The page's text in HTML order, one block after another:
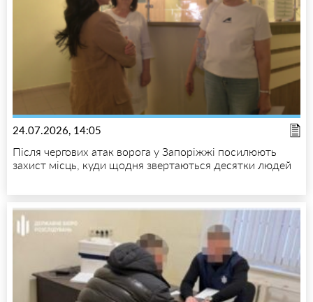
24.07.2026, 14:05
Після чергових атак ворога у Запоріжжі посилюють
захист місць, куди щодня звертаються десятки людей